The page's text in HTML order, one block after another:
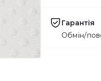
Гарантія
Обмін/